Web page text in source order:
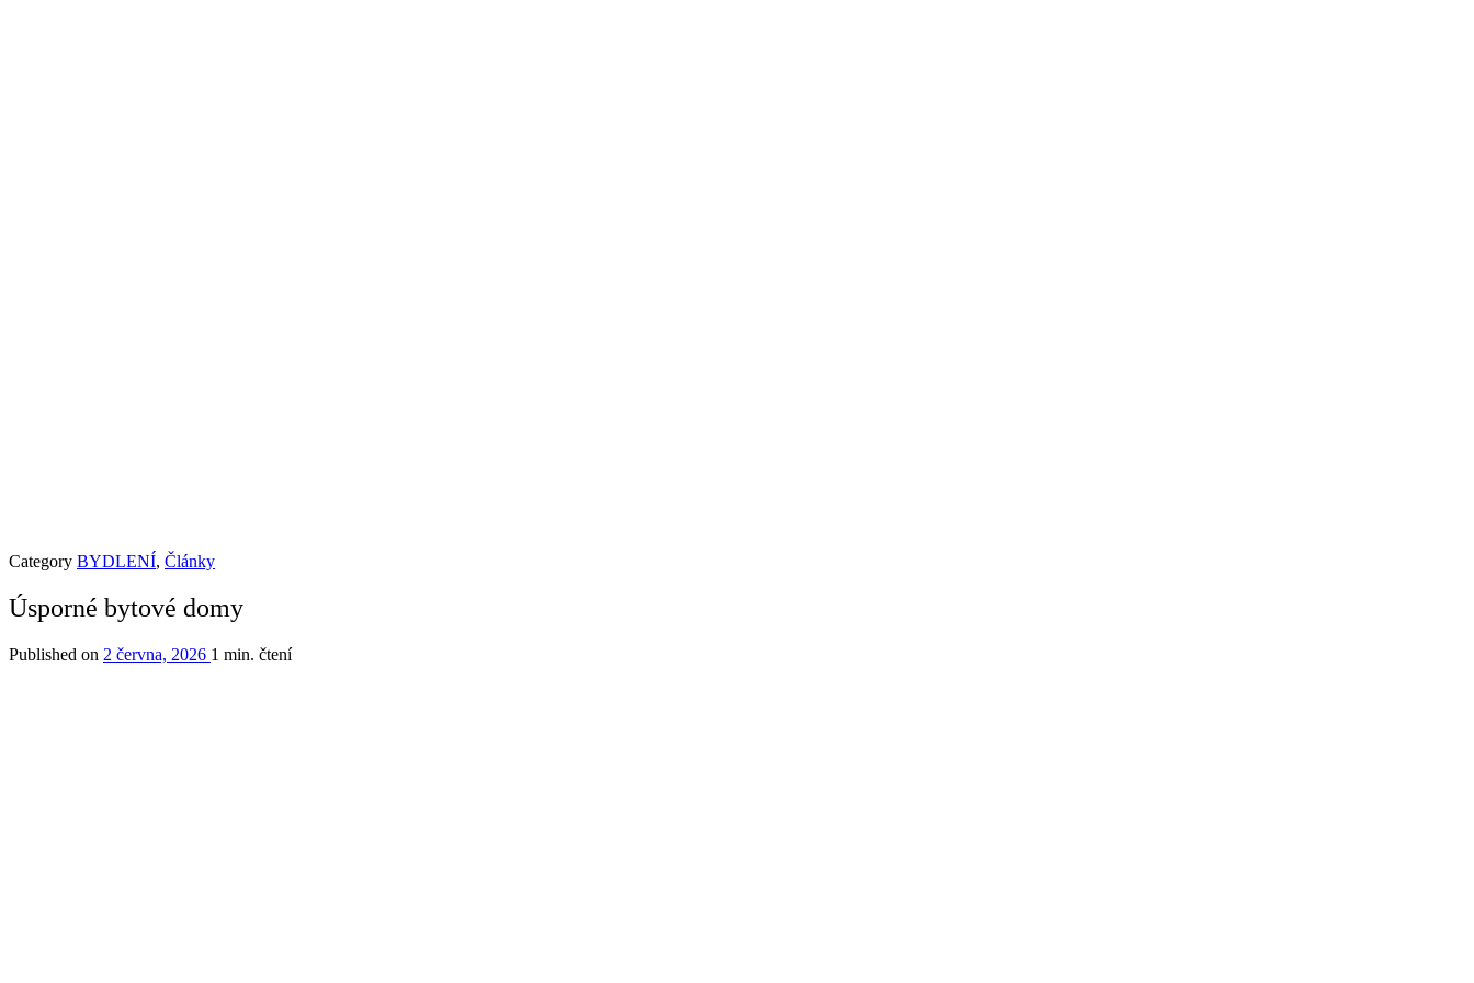
Category BYDLENÍ, Články
Úsporné bytové domy
Published on 2 června, 2026 1 min. čtení